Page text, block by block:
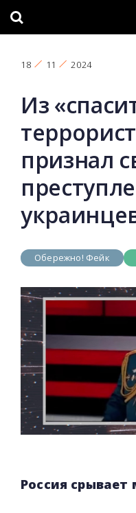
18 11 2024
Из
признал
Обережно! Фейк
Россия срывает